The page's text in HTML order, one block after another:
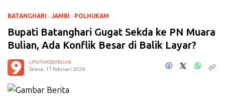
BATANGHARI › JAMBI › POLHUKAM
Bupati Batanghari Gugat Sekda ke PN Muara
Bulian, Ada Konflik Besar di Balik Layar?
LIPUTANSEMBILAN
Selasa, 17 Februari 2026